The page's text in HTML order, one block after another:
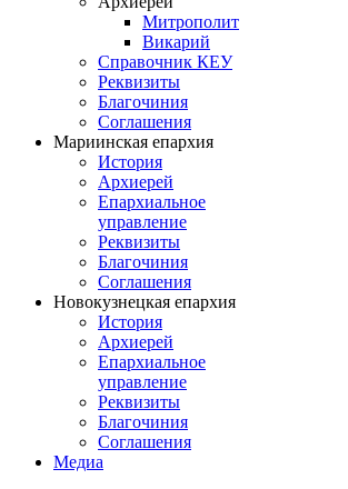
Митрополит
Викарий
Справочник КЕУ
Реквизиты
Благочиния
Соглашения
Мариинская епархия
История
Архиерей
Епархиальное
управление
Реквизиты
Благочиния
Соглашения
Новокузнецкая епархия
История
Архиерей
Епархиальное
управление
Реквизиты
Благочиния
Соглашения
Медиа